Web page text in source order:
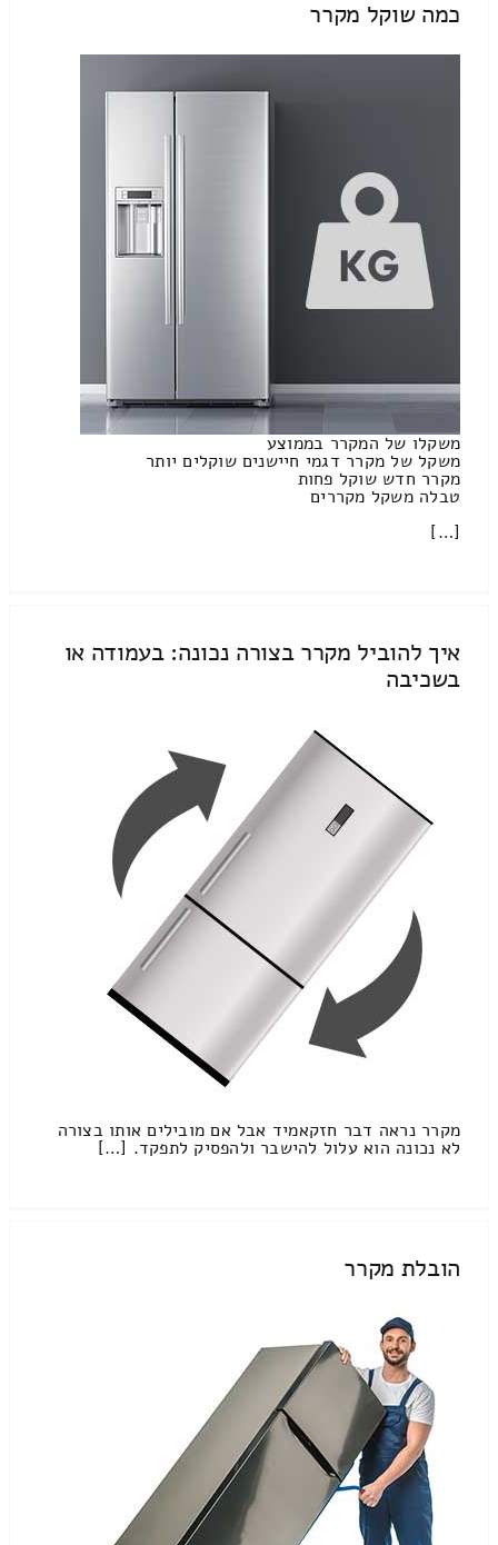
כמה שוקל מקרר
משקלו של המקרר בממוצע
משקל של מקרר דגמי חיישנים שוקלים יותר
מקרר חדש שוקל פחות
טבלה משקל מקררים
[…]
איך להוביל מקרר בצורה נכונה: בעמודה או
בשכיבה
מקרר נראה דבר חזקאמיד אבל אם מובילים אותו בצורה
לא נכונה הוא עלול להישבר ולהפסיק לתפקד. […]
הובלת מקרר